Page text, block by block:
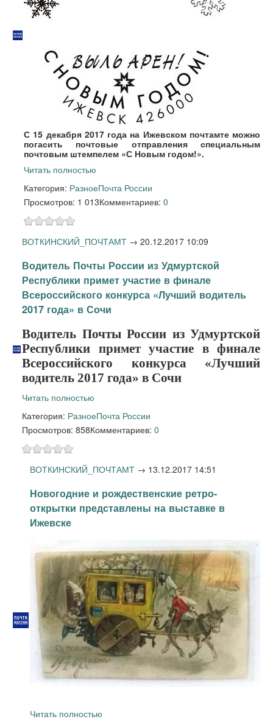
С 15 декабря 2017 года на Ижевском почтамте можно
погасить почтовые отправления специальным
почтовым штемпелем «С Новым годом!».
Читать полностью
Категория: РазноеПочта России
Просмотров: 1 013Комментариев: 0
ВОТКИНСКИЙ_ПОЧТАМТ → 20.12.2017 10:09
Водитель Почты России из Удмуртской
Республики примет участие в финале
Всероссийского конкурса «Лучший водитель
2017 года» в Сочи
Водитель Почты России из Удмуртской
Республики примет участие в финале
Всероссийского конкурса «Лучший
водитель 2017 года» в Сочи
Читать полностью
Категория: РазноеПочта России
Просмотров: 858Комментариев: 0
ВОТКИНСКИЙ_ПОЧТАМТ → 13.12.2017 14:51
Новогодние и рождественские ретро-
открытки представлены на выставке в
Ижевске
Читать полностью